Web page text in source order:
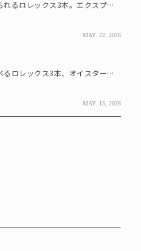
150万円で揃えられるロレックス3本。エクスプローラーI、エクスプローラーII、サブマリーナーデイト
MAY. 22, 2026
110万円から選べるロレックス3本、オイスターパーペチュアル、サブマリーナーデイト、デイトジャスト
MAY. 15, 2026